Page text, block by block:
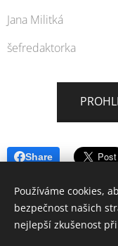
Jana Militká
šefredaktorka
Share
© 2006-2025
Používáme cookies,
bezpečnost našich
nejlepší zkušenost